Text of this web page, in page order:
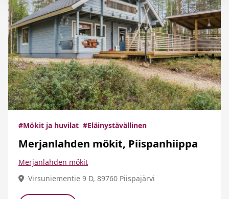
#Mökit ja huvilat #Eläinystävällinen
Merjanlahden mökit, Piispanhiippa
Merjanlahden mökit
Virsuniementie 9 D, 89760 Piispajärvi